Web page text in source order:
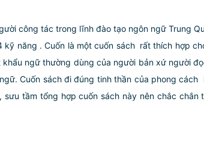
công tác trong lĩnh đào tạo ngôn ngữ Trung
năng . Cuốn là một cuốn sách rất thích hợp
ngữ thường dùng của người bản xứ người
Cuốn sách đi đúng tinh thần của phong cách
tầm tổng hợp cuốn sách này nên chắc chắn